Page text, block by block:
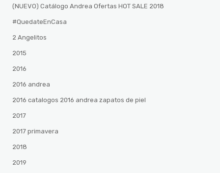
(NUEVO) Catálogo Andrea Ofertas HOT SALE 2018
#QuedateEnCasa
2 Angelitos
2015
2016
2016 andrea
2016 catalogos 2016 andrea zapatos de piel
2017
2017 primavera
2018
2019